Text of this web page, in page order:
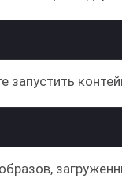
запустить